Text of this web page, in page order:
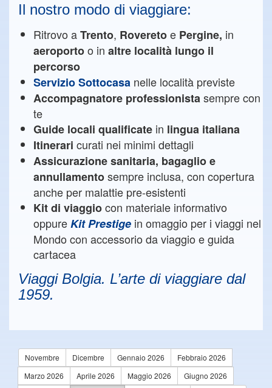
Il nostro modo di viaggiare:
Ritrovo aTrento, Roveretoe Pergine, in
aeroportoo in altre località lungo il
percorso
Servizio Sottocasa nelle località previste
Accompagnatore professionistasempre con
te
Guide locali qualificate in lingua italiana
Itinerari curati nei minimi dettagli
Assicurazione sanitaria, bagaglio e
annullamentosempre inclusa, con copertura
anche per malattie pre-esistenti
Kit di viaggiocon materiale informativo
oppureKit Prestige in omaggio per i viaggi nel
Mondo con accessorio da viaggio e guida
cartacea
Viaggi Bolgia. L’arte di viaggiare dal
1959.
Novembre Dicembre Gennaio 2026
Febbraio 2026
Marzo 2026
Aprile 2026 Maggio 2026
Giugno 2026